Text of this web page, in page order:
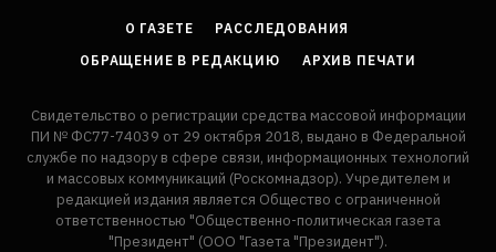
О ГАЗЕТЕ
РАССЛЕДОВАНИЯ
ОБРАЩЕНИЕ В РЕДАКЦИЮ
АРХИВ ПЕЧАТИ
Свидетельство о регистрации средства массовой информации
ПИ № ФС77-74039 от 29 октября 2018, выдано в Федеральной
службе по надзору в сфере связи, информационных технологий
и массовых коммуникаций (Роскомнадзор). Учредителем и
редакцией издания является Общество с ограниченной
ответственностью "Общественно-политическая газета
"Президент" (ООО "Газета "Президент").